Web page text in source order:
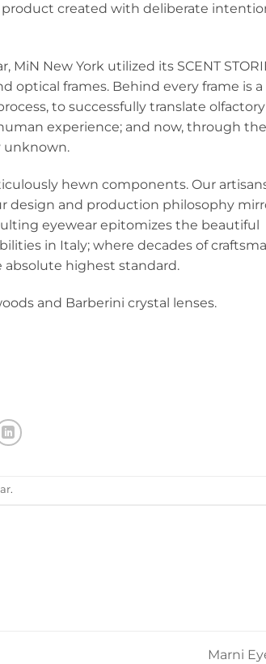
created with deliberate
New York utilized its SCENT
optical frames. Behind every frame is
to successfully translate
experience; and now, through
unknown.
hewn components. Our
design and production philosophy
eyewear epitomizes the beautiful
in Italy; where decades of
highest standard.
and Barberini crystal lenses.
.
Marni